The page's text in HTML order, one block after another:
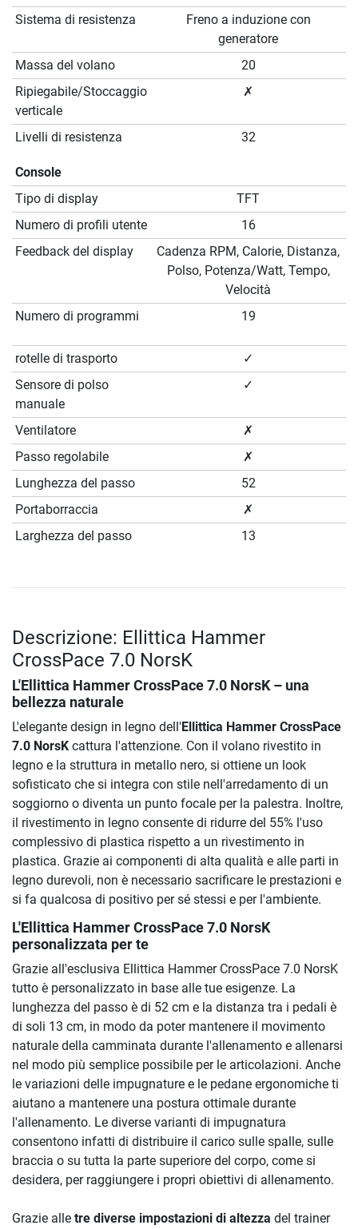
Sistema di resistenza
Freno a induzione con
generatore
Massa del volano
20
Ripiegabile/Stoccaggio
verticale
✗
Livelli di resistenza 32
Console
Tipo di display
TFT
Numero di profili utente
16
Feedback del display
Cadenza RPM, Calorie, Distanza,
Polso, Potenza/Watt, Tempo,
Velocità
Numero di programmi
19
rotelle di trasporto
✓
Sensore di polso
manuale
✓
Ventilatore
✗
Passo regolabile
✗
Lunghezza del passo
52
Portaborraccia
✗
Larghezza del passo
13
Descrizione: Ellittica Hammer
CrossPace 7.0 NorsK
L'Ellittica Hammer CrossPace 7.0 NorsK– una
bellezza naturale
L'elegante design in legno dell' Ellittica Hammer CrossPace
7.0 NorsK cattura l'attenzione. Con il volano rivestito in
legno e la struttura in metallo nero, si ottiene un look
sofisticato che si integra con stile nell'arredamento di un
soggiorno o diventa un punto focale per la palestra. Inoltre,
il rivestimento in legno consente di ridurre del 55% l'uso
complessivo di plastica rispetto a un rivestimento in
plastica. Grazie ai componenti di alta qualità e alle parti in
legno durevoli, non è necessario sacrificare le prestazioni e
si fa qualcosa di positivo per sé stessi e per l'ambiente.
L'Ellittica Hammer CrossPace 7.0 NorsK
personalizzata per te
Grazie all'esclusiva Ellittica Hammer CrossPace 7.0 NorsK
tutto è personalizzato in base alle tue esigenze. La
lunghezza del passo è di 52 cm e la distanza tra i pedali è
di soli 13 cm, in modo da poter mantenere il movimento
naturale della camminata durante l'allenamento e allenarsi
nel modo più semplice possibile per le articolazioni. Anche
le variazioni delle impugnature e le pedane ergonomiche ti
aiutano a mantenere una postura ottimale durante
l'allenamento. Le diverse varianti di impugnatura
consentono infatti di distribuire il carico sulle spalle, sulle
braccia o su tutta la parte superiore del corpo, come si
desidera, per raggiungere i propri obiettivi di allenamento.
Grazie alle tre diverse impostazioni di altezza del trainer